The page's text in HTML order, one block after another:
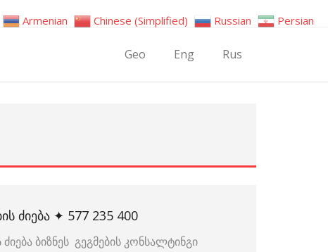
Geo Eng Rus
ᲫᲘᲔᲑᲐ ✦ 577 235 400
ბიზნეს გეგმების კონსალტინგი
Armenian Chinese (Simplified) Russian Persian